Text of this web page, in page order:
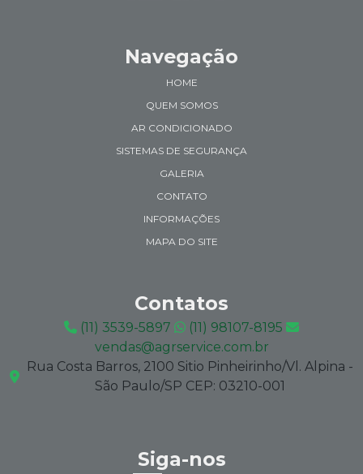
Navegação
HOME
QUEM SOMOS
AR CONDICIONADO
SISTEMAS DE SEGURANÇA
GALERIA
CONTATO
INFORMAÇÕES
MAPA DO SITE
Contatos
(11) 3539-5897
(11) 98107-8195
vendas@agrservice.com.br
Rua Costa Barros, 2100 Sitio Pinheirinho/Vl. Alpina -
São Paulo/SP CEP: 03210-001
Siga-nos